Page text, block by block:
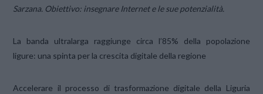
Sarzana. Obiettivo: insegnare Internet e le sue potenzialità.
La banda ultralarga raggiunge circa l’85% della popolazione
ligure: una spinta per la crescita digitale della regione
Accelerare il processo di trasformazione digitale della Liguria